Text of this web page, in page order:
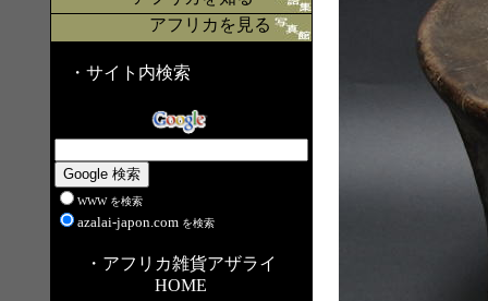
アフリカを見る
・サイト内検索
WWW を検索
azalai-japon.com を検索
・アフリカ雑貨アザライ
HOME